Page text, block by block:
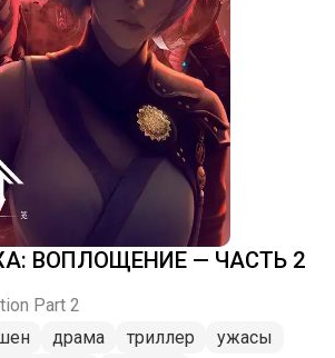
ВОПЛОЩЕНИЕ — ЧАСТЬ 2
Part 2
драма триллер
ужасы